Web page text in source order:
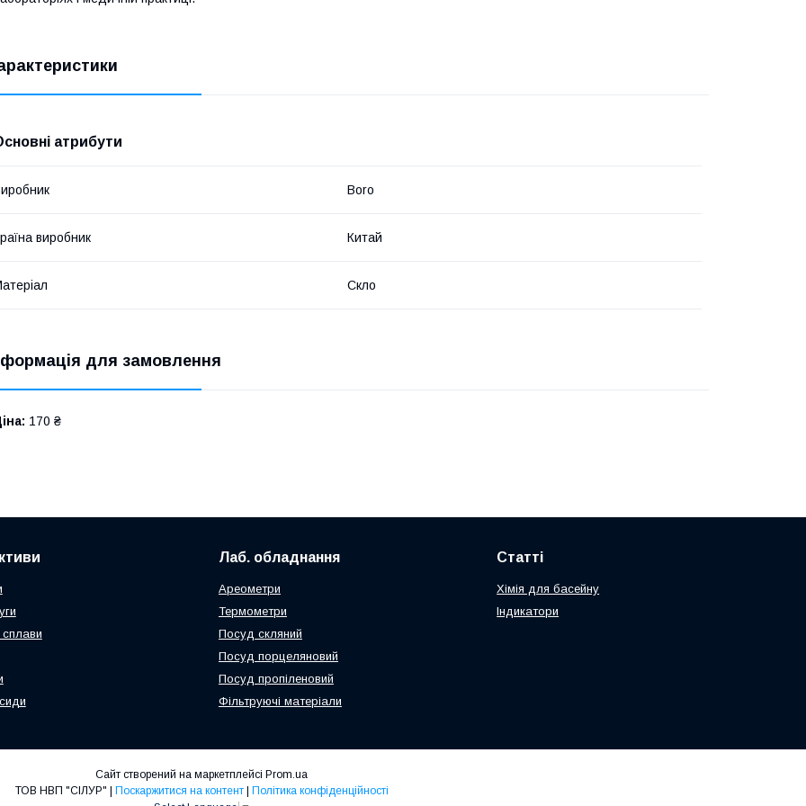
атрибути
Boro
виробник Китай
Скло
для замовлення
170 ₴
Лаб. обладнання
Ареометри
Термометри
Посуд скляний
Посуд порцеляновий
Посуд пропіленовий
Фільтруючі матеріали
Статті
Хімія для басейну
Індикатори
Сайт створений на маркетплейсі Prom.ua
Поскаржитися на контент
Політика конфіденційності